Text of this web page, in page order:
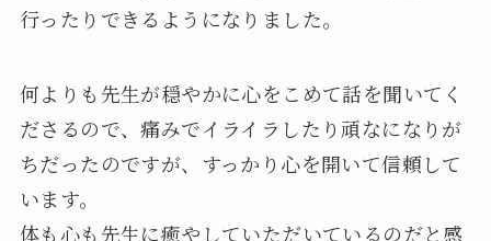
行ったりできるようになりました。
何よりも先生が穏やかに心をこめて話を聞いてく
ださるので、痛みでイライラしたり頑なになりが
ちだったのですが、すっかり心を開いて信頼して
います。
体も心も先生に癒やしていただいているのだと感